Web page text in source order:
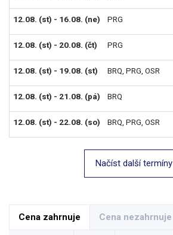
12.08. (st) - 16.08. (ne) PRG
12.08. (st) - 20.08. (čt) PRG
12.08. (st) - 19.08. (st) BRQ PRG OSR
12.08. (st) - 21.08. (pá) BRQ
12.08. (st) - 22.08. (so) BRQ PRG OSR
Načíst další termíny
Cena zahrnuje Cena nezahrnuje